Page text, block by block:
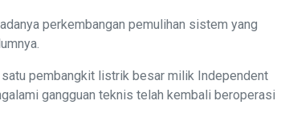
perkembangan pemulihan sistem yang
pembangkit listrik besar milik Independent
gangguan teknis telah kembali beroperasi